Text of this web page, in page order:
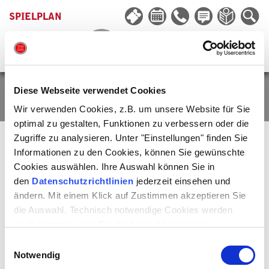
Diese Webseite verwendet Cookies
Wir verwenden Cookies, z.B. um unsere Website für Sie
optimal zu gestalten, Funktionen zu verbessern oder die
Zugriffe zu analysieren. Unter "Einstellungen" finden Sie
Informationen zu den Cookies, können Sie gewünschte
Cookies auswählen. Ihre Auswahl können Sie in
den Datenschutzrichtlinien jederzeit einsehen und
ändern. Mit einem Klick auf Zustimmen akzeptieren Sie
die Auswahl. Technisch notwendige Cookies werden
Notwendig
SPIELPLAN
SEBASTIAN ELLRICH
Sebastian Ellrich
, 1984 in Magdeburg geboren, begann seine
künstlerische Laufbahn als Kostümbildassistent an verschiedenen
Bühnen für die er sehr bald eigene Entwürfe realisierte.
Seit 2004 arbeitet er als Kostüm- und Bühnenbildner bundesweit für
Oper, zeitgenössischen Tanz und Theater, u.a. am Schauspiel Köln,
Oper und Schauspiel Leipzig, Deutsche Oper am Rhein
Kampnagel Hamburg, Sophiensäle Berlin, Prinzregententheater
München, Schauspiel Frankfurt, Cuviellés-Theater München,